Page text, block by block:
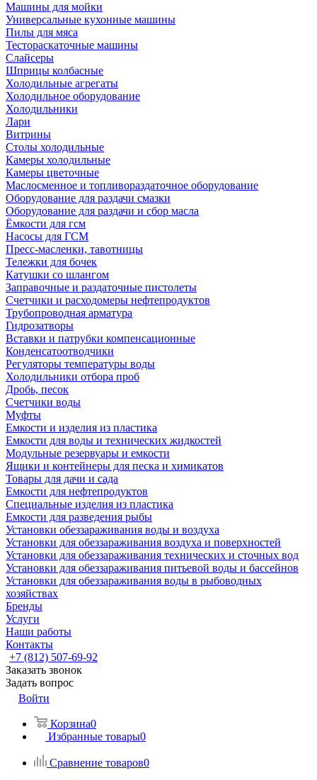
Машины для мойки
Универсальные кухонные машины
Пилы для мяса
Тестораскаточные машины
Слайсеры
Шприцы колбасные
Холодильные агрегаты
Холодильное оборудование
Холодильники
Лари
Витрины
Столы холодильные
Камеры холодильные
Камеры цветочные
Маслосменное и топливораздаточное оборудование
Оборудование для раздачи смазки
Оборудование для раздачи и сбор масла
Ёмкости для гсм
Насосы для ГСМ
Пресс-масленки, тавотницы
Тележки для бочек
Катушки со шлангом
Заправочные и раздаточные пистолеты
Счетчики и расходомеры нефтепродуктов
Трубопроводная арматура
Гидрозатворы
Вставки и патрубки компенсационные
Конденсатоотводчики
Регуляторы температуры воды
Холодильники отбора проб
Дробь, песок
Счетчики воды
Муфты
Емкости и изделия из пластика
Емкости для воды и технических жидкостей
Модульные резервуары и емкости
Ящики и контейнеры для песка и химикатов
Товары для дачи и сада
Емкости для нефтепродуктов
Специальные изделия из пластика
Емкости для разведения рыбы
Установки обеззараживания воды и воздуха
Установки для обеззараживания воздуха и поверхностей
Установки для обеззараживания технических и сточных вод
Установки для обеззараживания питьевой воды и бассейнов
Установки для обеззараживания воды в рыбоводных
хозяйствах
Бренды
Услуги
Наши работы
Контакты
+7 (812) 507-69-92
Заказать звонок
Задать вопрос
Войти
Корзина0
Избранные товары0
Сравнение товаров0